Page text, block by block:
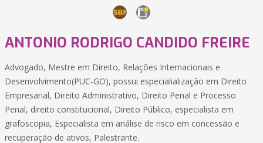
ANTONIO RODRIGO CANDIDO FREIRE
Advogado, Mestre em Direito, Relações Internacionais e
Desenvolvimento(PUC-GO), possui especialialização em Direito
Empresarial, Direito Administrativo, Direito Penal e Processo
Penal, direito constitucional, Direito Público, especialista em
grafoscopia, Especialista em análise de risco em concessão e
recuperação de ativos, Palestrante.